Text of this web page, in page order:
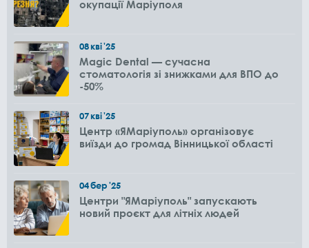
окупації Маріуполя
08кві'25
Magic Dental — сучасна
стоматологія зі знижками для ВПО до
-50%
07кві'25
Центр «ЯМаріуполь» організовує
виїзди до громад Вінницької області
04бер'25
Центри "ЯМаріуполь" запускають
новий проєкт для літніх людей